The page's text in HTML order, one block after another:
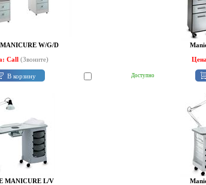
W/G/D
Call(Звоните)
В корзину Доступно
MANICURE L/V